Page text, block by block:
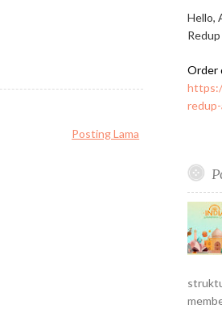
Posting Lama
Hello,
Order